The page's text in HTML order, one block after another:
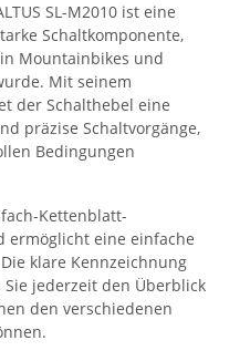
SL-M2010 ist eine
Schaltkomponente,
Mountainbikes und
Mit seinem
der Schalthebel eine
präzise Schaltvorgänge,
Bedingungen
Kettenblatt-
ermöglicht eine einfache
klare Kennzeichnung
jederzeit den Überblick
den verschiedenen